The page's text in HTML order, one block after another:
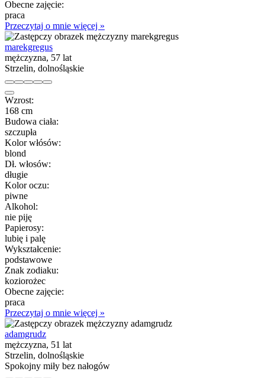
Obecne zajęcie:
praca
Przeczytaj o mnie więcej »
marekgregus
mężczyzna, 57 lat
Strzelin, dolnośląskie
Wzrost:
168 cm
Budowa ciała:
szczupła
Kolor włósów:
blond
Dł. włosów:
długie
Kolor oczu:
piwne
Alkohol:
nie piję
Papierosy:
lubię i palę
Wykształcenie:
podstawowe
Znak zodiaku:
koziorożec
Obecne zajęcie:
praca
Przeczytaj o mnie więcej »
adamgrudz
mężczyzna, 51 lat
Strzelin, dolnośląskie
Spokojny miły bez nałogów